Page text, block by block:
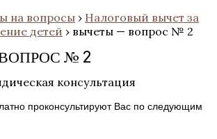
на вопросы › Налоговый вычет за
детей › вычеты — вопрос № 2
№ 2
консультация
проконсультируют Вас по следующим